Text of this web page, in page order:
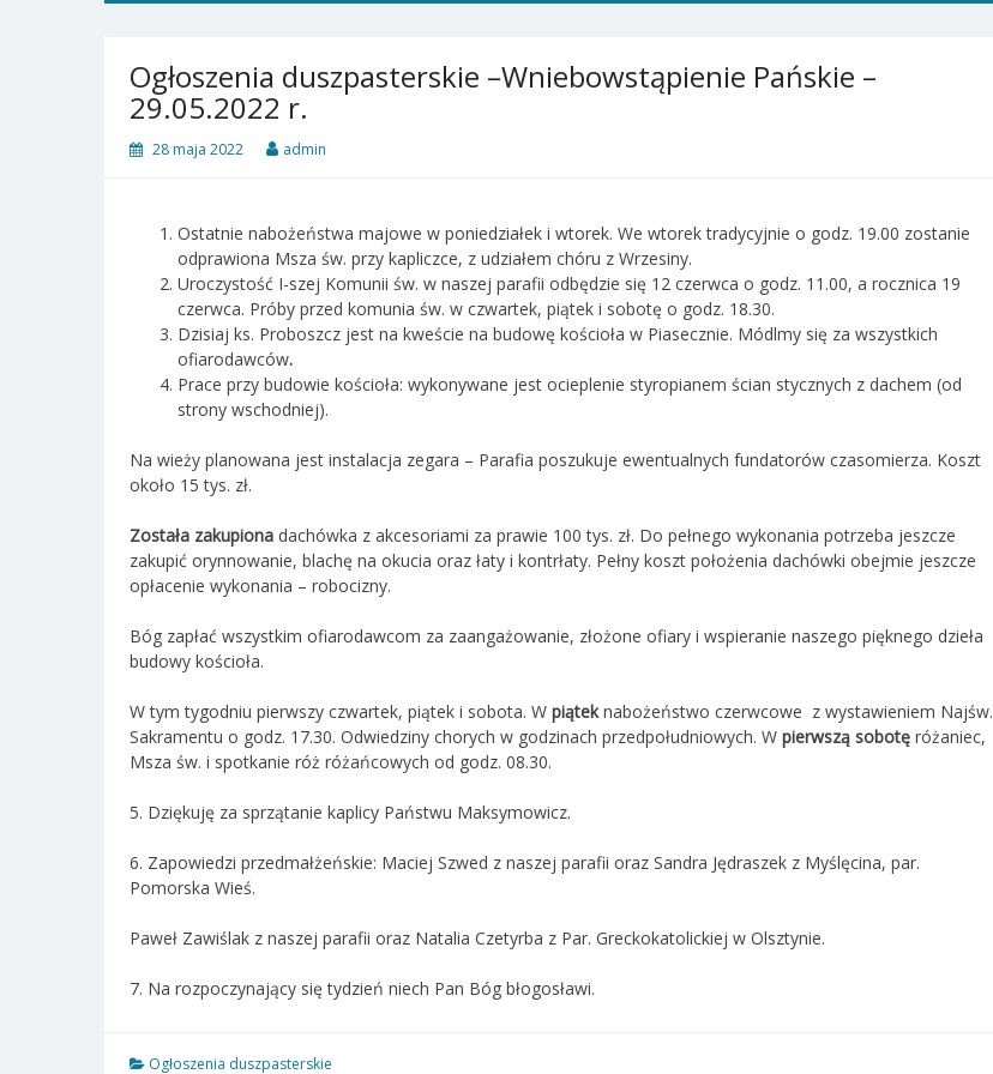
Ogłoszenia duszpasterskie –Wniebowstąpienie Pańskie –
29.05.2022 r.
28 maja 2022 admin
Ostatnie nabożeństwa majowe w poniedziałek i wtorek. We wtorek tradycyjnie o godz. 19.00 zostanie
odprawiona Msza św. przy kapliczce, z udziałem chóru z Wrzesiny.
Uroczystość I-szej Komunii św. w naszej parafii odbędzie się 12 czerwca o godz. 11.00, a rocznica 19
czerwca. Próby przed komunia św. w czwartek, piątek i sobotę o godz. 18.30.
Dzisiaj ks. Proboszcz jest na kweście na budowę kościoła w Piasecznie. Módlmy się za wszystkich
ofiarodawców.
Prace przy budowie kościoła: wykonywane jest ocieplenie styropianem ścian stycznych z dachem (od
strony wschodniej).
Na wieży planowana jest instalacja zegara – Parafia poszukuje ewentualnych fundatorów czasomierza. Koszt
około 15 tys. zł.
Została zakupiona dachówka z akcesoriami za prawie 100 tys. zł. Do pełnego wykonania potrzeba jeszcze
zakupić orynnowanie, blachę na okucia oraz łaty i kontrłaty. Pełny koszt położenia dachówki obejmie jeszcze
opłacenie wykonania – robocizny.
Bóg zapłać wszystkim ofiarodawcom za zaangażowanie, złożone ofiary i wspieranie naszego pięknego dzieła
budowy kościoła.
W tym tygodniu pierwszy czwartek, piątek i sobota. W piąteknabożeństwo czerwcowe z wystawieniem Najśw.
Sakramentu o godz. 17.30. Odwiedziny chorych w godzinach przedpołudniowych. W pierwszą sobotę różaniec,
Msza św. i spotkanie róż różańcowych od godz. 08.30.
5. Dziękuję za sprzątanie kaplicy Państwu Maksymowicz.
6. Zapowiedzi przedmałżeńskie: Maciej Szwed z naszej parafii oraz Sandra Jędraszek z Myślęcina, par.
Pomorska Wieś.
Paweł Zawiślak z naszej parafii oraz Natalia Czetyrba z Par. Greckokatolickiej w Olsztynie.
7. Na rozpoczynający się tydzień niech Pan Bóg błogosławi.
Ogłoszenia duszpasterskie